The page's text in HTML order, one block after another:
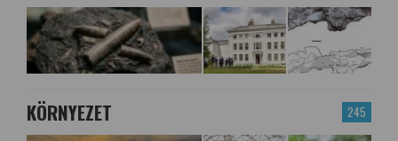
245
KÖRNYEZET